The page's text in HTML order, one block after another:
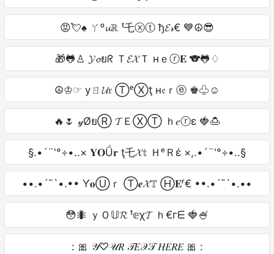
😡💘♠ ㄚᵒ𝓾ℝ ᵗ乇ⓧⓣ ђ𝓔𝓇€ 💙☮😎
🎁🐸♙ 𝓨𝓸ยᖇ Ｔ𝓔𝓧Ｔ нｅⓡ𝐄 🐨🐸♢
☮♔☞ уㄖ𝓤𝔯 ⓉᵉⓍţ н𝔢ｒⓔ ♚♧☺
🔥🌷 𝓎ØยⓇ 𝓣ＥⓍⓉ ｈ𝑒ⓡε 🍓🍮
§.•´¨'°÷•..× 𝐘𝐎Ǘ𝐫 ţ乇𝓧𝕥 ＨᵉＲέ ×,.•´¨'°÷•..§
••.•´¯`•.•• Ƴ𝐨Ⓤｒ Ⓣ𝒆𝓧𝕋 Ⓗ𝐄ʳ€ ••.•´¯`•.••
😳🐜 ｙＯ𝕌𝓡 ᵗ𝕖χ𝓣 ｈ€гᗴ 🍓🍧
: 🎀 𝒴♡𝒰𝑅 𝒯𝐸𝒳𝒯 𝐻𝐸𝑅𝐸 🎀 :